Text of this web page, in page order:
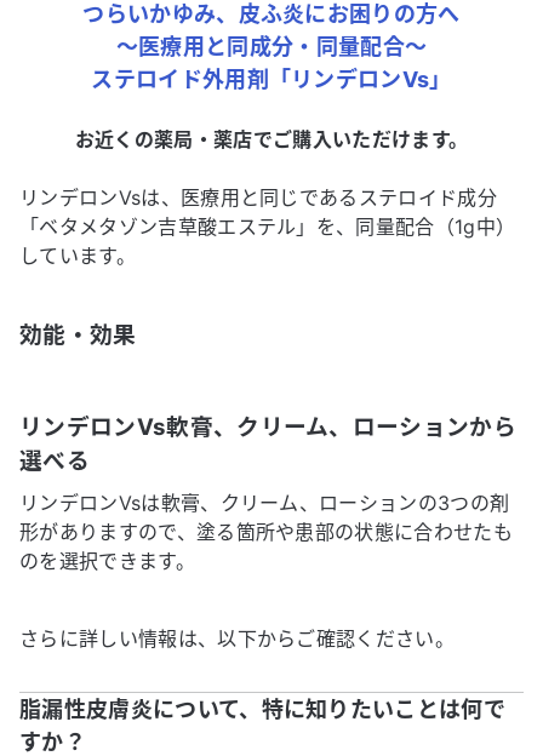
つらいかゆみ、 皮ふ炎にお困りの方へ
〜医療用と同成分・同量配合〜
ステロイド外用剤「リンデロンVs」
お近くの薬局・薬店でご購入いただけます。
リンデロンVsは、医療用と同じであるステロイド成分
「ベタメタゾン吉草酸エステル」を、同量配合（1g中）
しています。
効能・効果
リンデロンVs軟膏、クリーム、ローションから
選べる
リンデロンVsは軟膏、クリーム、ローションの3つの剤
形がありますので、塗る箇所や患部の状態に合わせたも
のを選択できます。
さらに詳しい情報は、以下からご確認ください。
脂漏性皮膚炎について、特に知りたいことは何で
すか？